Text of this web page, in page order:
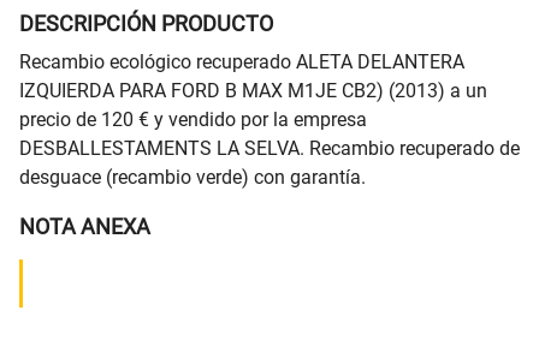
DESCRIPCIÓN PRODUCTO
Recambio ecológico recuperado ALETA DELANTERA
IZQUIERDA PARA FORD B MAX M1JE CB2) (2013) a un
precio de 120 € y vendido por la empresa
DESBALLESTAMENTS LA SELVA. Recambio recuperado de
desguace (recambio verde) con garantía.
NOTA ANEXA